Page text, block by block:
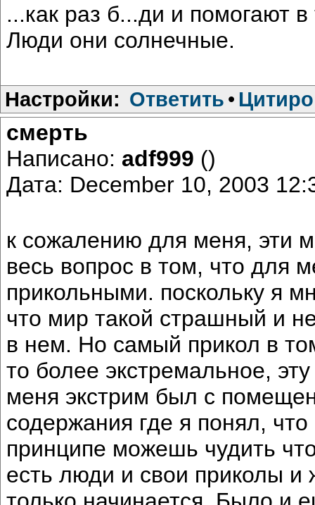
...как раз б...ди и помогают
Люди они солнечные.
Настройки: Ответить •
смерть
Написано: adf999 ()
Дата: December 10, 2003
к сожалению для меня, эти
весь вопрос в том, что для
прикольными. поскольку я
что мир такой страшный и
в нем. Но самый прикол в
то более экстремальное,
меня экстрим был с
содержания где я понял,
принципе можешь чудить
есть люди и свои приколы и